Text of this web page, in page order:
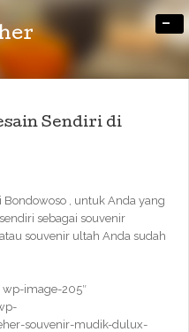
-
Sendiri di
Bondowoso , untuk Anda yang
sebagai souvenir
souvenir ultah Anda sudah
wp-image-205″
souvenir-mudik-dulux-